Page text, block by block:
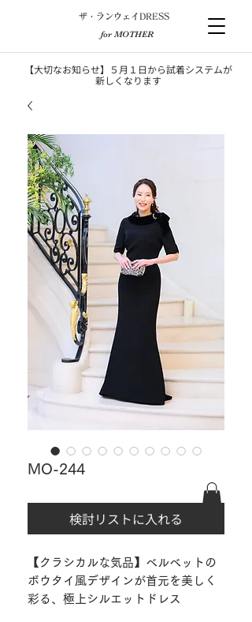
​ザ・ランウェイDRESS
for MOTHER
【大切なお知らせ】５月１日から試着システムが
新しくなります
MO-244
検討リストに入れる
【クラシカルな気品】ベルベットの
ボウタイ風デザインが首元を美しく
彩る、極上シルエットドレス